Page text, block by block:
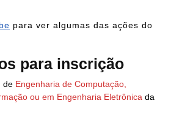
para ver algumas das ações do
para inscrição
de Engenharia de Computação,
ou em Engenharia Eletrônica da